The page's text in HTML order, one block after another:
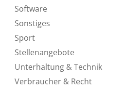
Software
Sonstiges
Sport
Stellenangebote
Unterhaltung & Technik
Verbraucher & Recht